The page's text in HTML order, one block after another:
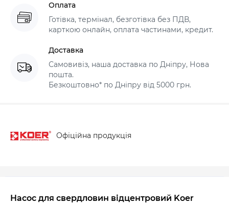
Оплата
Готівка, термінал, безготівка без ПДВ,
карткою онлайн, оплата частинами, кредит.
Доставка
Самовивіз, наша доставка по Дніпру, Нова
пошта.
Безкоштовно* по Дніпру від 5000 грн.
Офіційна продукція
Насос для свердловин відцентровий Koer